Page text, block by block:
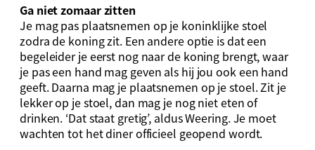
Ga niet zomaar zitten
Je mag pas plaatsnemen op je koninklijke stoel
zodra de koning zit. Een andere optie is dat een
begeleider je eerst nog naar de koning brengt, waar
je pas een hand mag geven als hij jou ook een hand
geeft. Daarna mag je plaatsnemen op je stoel. Zit je
lekker op je stoel, dan mag je nog niet eten of
drinken. ‘Dat staat gretig’, aldus Weering. Je moet
wachten tot het diner officieel geopend wordt.